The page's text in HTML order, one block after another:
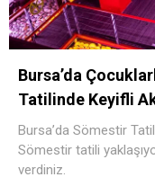
Bursa’da
Tatilinde Keyifli
Bursa’da Sömestir
Sömestir tatili
verdiniz.